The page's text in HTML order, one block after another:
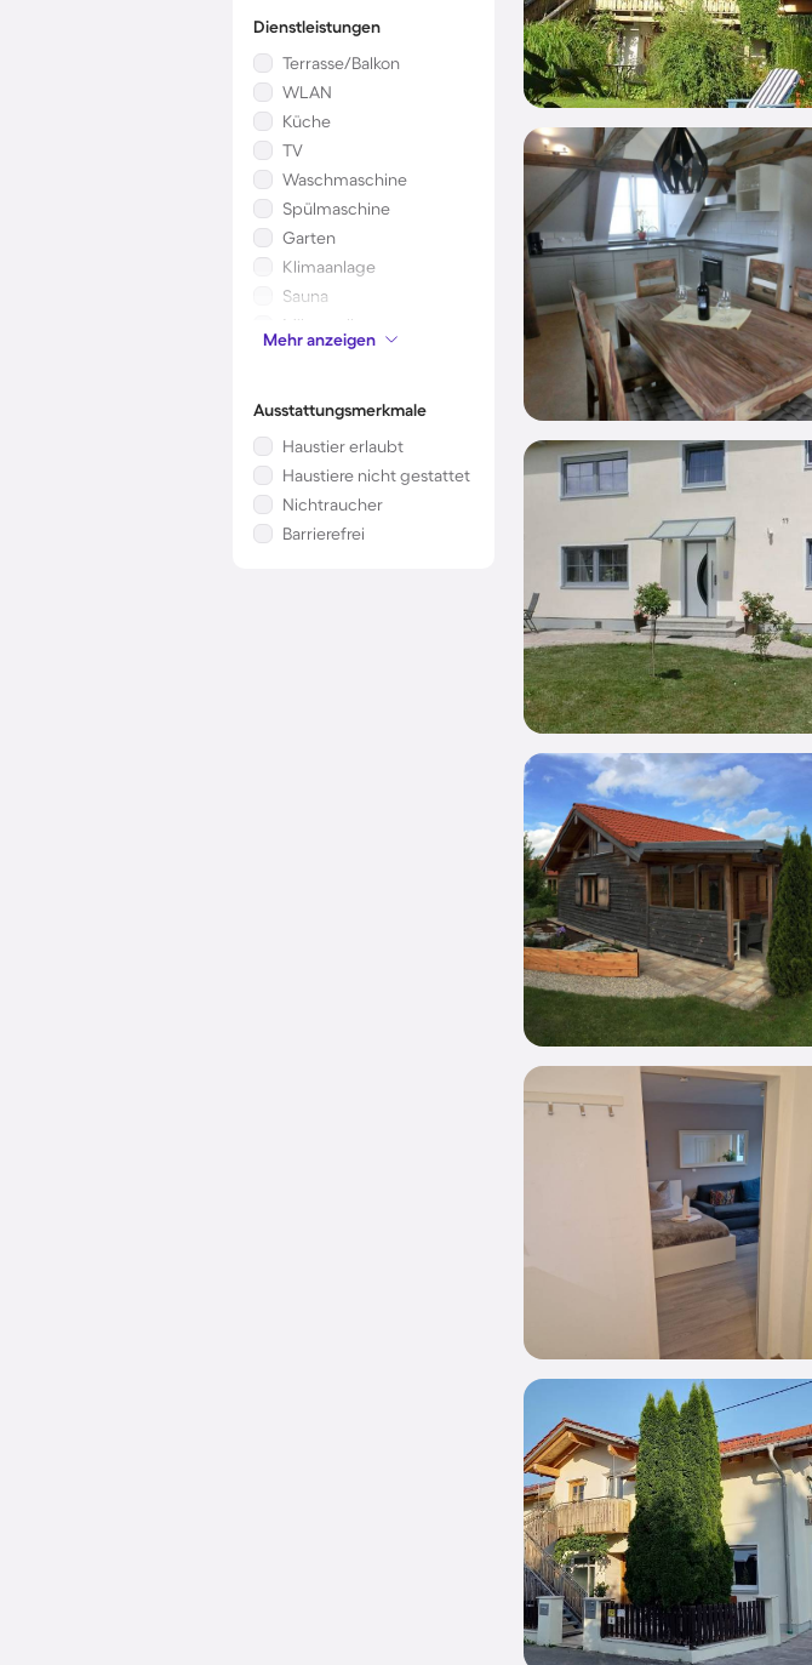
Dienstleistungen
Terrasse/Balkon
WLAN
Küche
TV
Waschmaschine
Spülmaschine
Garten
Klimaanlage
Sauna
Mikrowelle
Kinderbett
Mehr anzeigen
Ausstattungsmerkmale
Haustier erlaubt
Haustiere nicht gestattet
Nichtraucher
Barrierefrei